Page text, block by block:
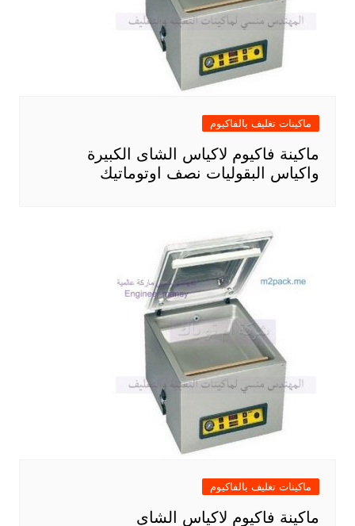
ماكينات تغليف بالفاكيوم
ماكينة فاكيوم لاكياس الشاى الكبيرة
واكياس البقوليات نصف اوتوماتيك
ماكينات تغليف بالفاكيوم
ماكينة فاكيوم لاكياس الشاى